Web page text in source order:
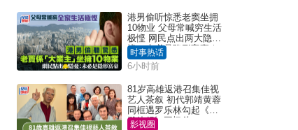
港男偷听惊悉老窦坐拥
10物业 父母常喊穷生活
极悭 网民点出两大隐
忧：未必是隐形富豪｜
Juicy叮
时事热话
6小时前
81岁高雄返港召集佳视
艺人茶叙 初代郭靖黄蓉
同框遇罗乐林勾起《神
雕侠侣》回忆杀
影视圈